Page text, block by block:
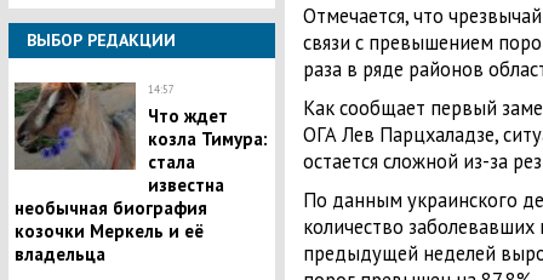
ВЫБОР РЕДАКЦИИ
14:57
Что ждет
козла Тимура:
стала
известна
необычная биография
козочки Меркель и её
владельца
Отмечается, что
связи с превышением
раза в ряде районов
Как сообщает первый
ОГА Лев Парцхаладзе,
остается сложной из-за
По данным украинского
количество
предыдущей неделей